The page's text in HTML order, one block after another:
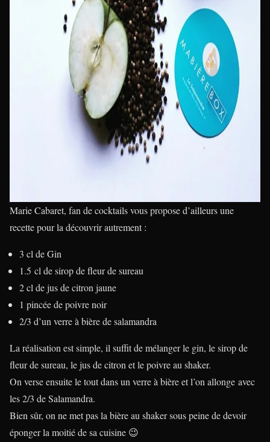
Marie Cabaret, fan de cocktails vous propose d’ailleurs une
recette pour la découvrir autrement :
3 cl de Gin
1.5 cl de sirop de fleur de sureau
2 cl de jus de citron jaune
1 pincée de poivre noir
2/3 d’un verre à bière de salamandra
La réalisation est simple, il suffit de mélanger le gin, le sirop de
fleur de sureau, le jus de citron et le poivre au shaker.
On verse ensuite le tout dans un verre à bière et l’on allonge avec
les 2/3 de Salamandra.
Bien sûr, on ne met pas la bière au shaker sous peine de devoir
éponger la moitié de sa cuisine 😉